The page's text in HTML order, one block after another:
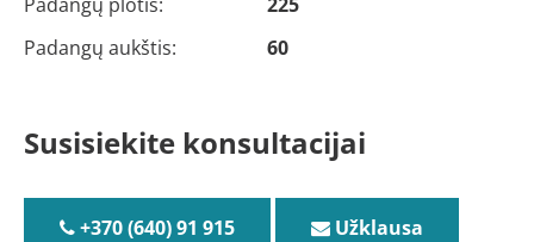
Padangų aukštis:
60
Susisiekite konsultacijai
+370 (640) 91 915 Užklausa